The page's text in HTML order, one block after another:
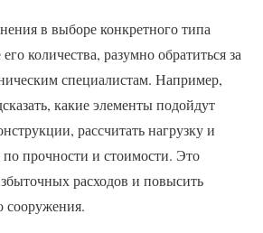
в выборе конкретного типа
количества, разумно обратиться за
специалистам. Например,
какие элементы подойдут
рассчитать нагрузку и
прочности и стоимости. Это
расходов и повысить
сооружения.